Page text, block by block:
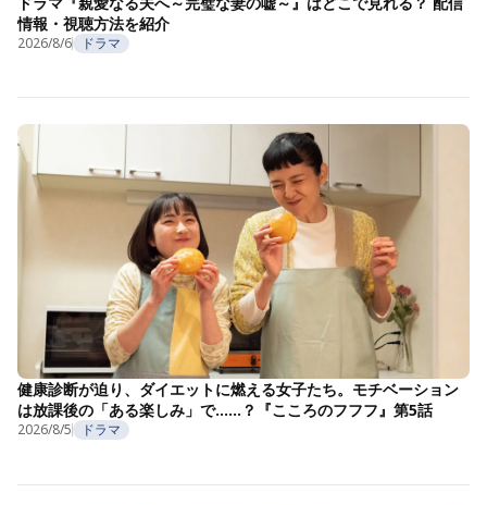
情報・視聴方法を紹介
2026/8/6 ドラマ
健康診断が迫り、ダイエットに燃える女子たち。モチベーション
は放課後の「ある楽しみ」で……？『こころのフフフ』第5話
2026/8/5 ドラマ